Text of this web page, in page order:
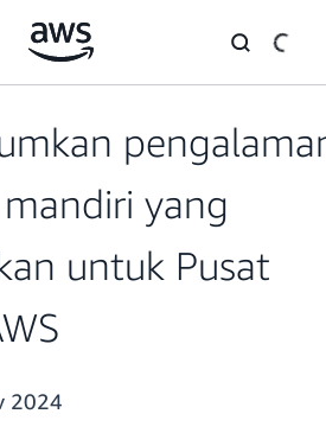
yang
untuk Pusat
2024